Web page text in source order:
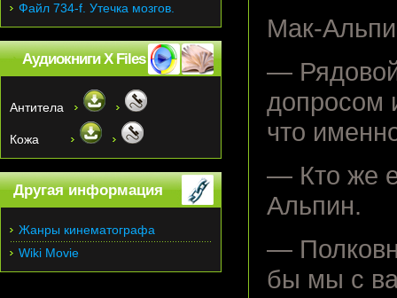
Мак-
—
допросом
что
— Кто же
Альпин.
—
бы мы с
Файл 734-f. Утечка мозгов.
Аудиокниги X Files
Антитела
Кожа
Другая информация
Жанры кинематографа
Wiki Movie